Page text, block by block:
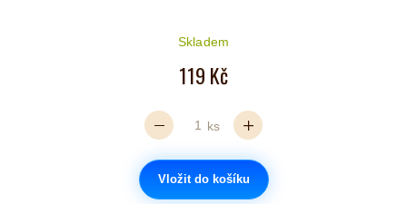
Skladem
119 Kč
ks
Vložit do košíku